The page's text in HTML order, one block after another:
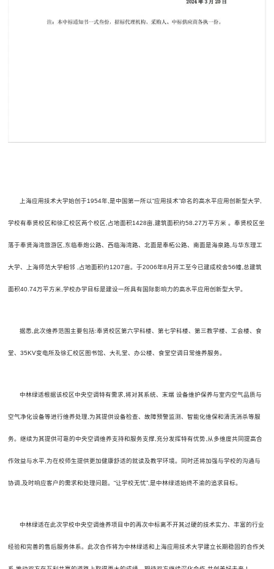
上海应用技术大学始创于1954年,是中国第一所以“应用技术”命名的高水平应用创新型大学,
学校有奉贤校区和徐汇校区两个校区,占地面积1428亩,建筑面积约58.27万平方米 。奉贤校区坐
落于奉贤海湾旅游区,东临奉炮公路、西临海湾路、北面是奉柘公路、南面是海泉路,与华东理工
大学、上海师范大学相邻 ,占地面积约1207亩。于2006年8月开工至今已建成校舍56幢,总建筑
面积40.74万平方米,学校办学目标是建设一所具有国际影响力的高水平应用创新型大学。
据悉,此次维养范围主要包括:奉贤校区第六学科楼、第七学科楼、第三教学楼、工会楼、食
堂、35KV变电所及徐汇校区图书馆、大礼堂、办公楼、食堂空调日常维养服务。
中林绿适根据该校区中央空调特有需求,将对其系统、末端 设备维护保养与室内空气品质与
空气净化设备等进行维养处理,为其提供设备检查、故障预警监测、智能化维保和清洗消杀等服
务。继续为其提供可靠的中央空调维养支持和服务支撑,充分发挥特有优势,从多维度共同提高合
作效益与水平,为在校师生提供更加健康舒适的就读及教学环境。同时还将加强与学校的沟通与
协调,及时响应客户的需求和处理问题。“让学校无忧”,是中林绿适始终不渝的追求目标。
中林绿适在此次学校中央空调维养项目中的再次中标离不开其过硬的技术实力、丰富的行业
经验和完善的售后服务体系。此次合作将为中林绿适和上海应用技术大学建立长期稳固的合作关